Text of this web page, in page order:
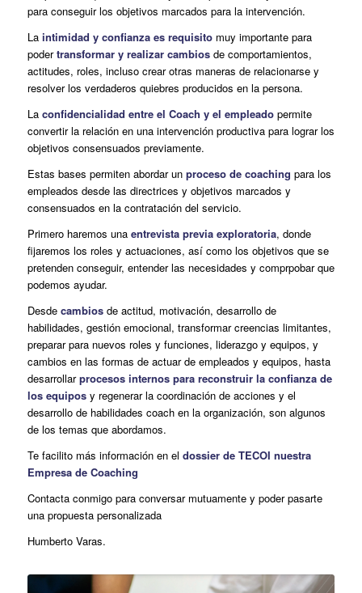
para conseguir los objetivos marcados para la intervención.
La intimidad y confianza es requisitomuy importante para
podertransformar y realizar cambiosde comportamientos,
actitudes, roles, incluso crear otras maneras de relacionarse y
resolver los verdaderos quiebres producidos en la persona.
Laconfidencialidad entre el Coach y el empleadopermite
convertir la relación en una intervención productiva para lograr los
objetivos consensuados previamente.
Estas bases permiten abordar un proceso de coaching para los
empleados desde las directrices y objetivos marcados y
consensuados en la contratación del servicio.
Primero haremos una entrevista previa exploratoria, donde
fijaremos los roles y actuaciones, así como los objetivos que se
pretenden conseguir, entender las necesidades y comprpobar que
podemos ayudar.
Desde cambiosde actitud, motivación, desarrollo de
habilidades, gestión emocional, transformar creencias limitantes,
preparar para nuevos roles y funciones, liderazgo y equipos, y
cambios en las formas de actuar de empleados y equipos, hasta
desarrollarprocesos internos para reconstruir la confianza de
los equiposy regenerar la coordinación de acciones y el
desarrollo de habilidades coach en la organización, son algunos
de los temas que abordamos.
Te facilito más información en el dossier de TECOI nuestra
Empresa de Coaching
Contacta conmigo para conversar mutuamente y poder pasarte
una propuesta personalizada
Humberto Varas.